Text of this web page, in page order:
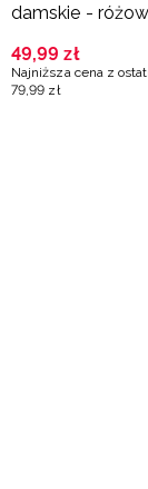
damskie -
49,99 zł
Najniższa cena z
79,99 zł